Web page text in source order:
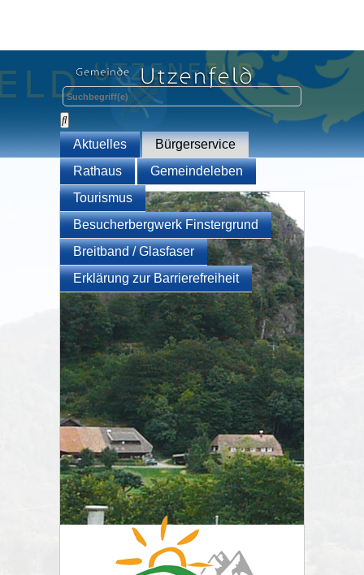
Aktuelles
Bürgerservice
Rathaus
Gemeindeleben
Tourismus
Besucherbergwerk Finstergrund
Breitband / Glasfaser
Erklärung zur Barrierefreiheit